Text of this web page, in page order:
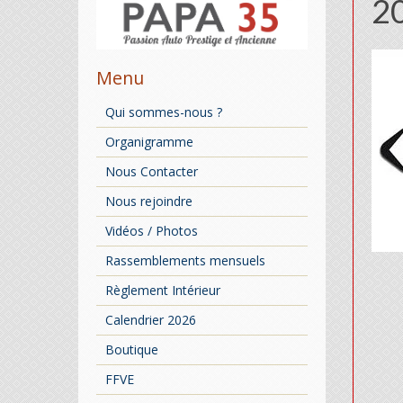
Menu
Qui sommes-nous ?
Organigramme
Nous Contacter
Nous rejoindre
Vidéos / Photos
Rassemblements mensuels
Règlement Intérieur
Calendrier 2026
Boutique
FFVE